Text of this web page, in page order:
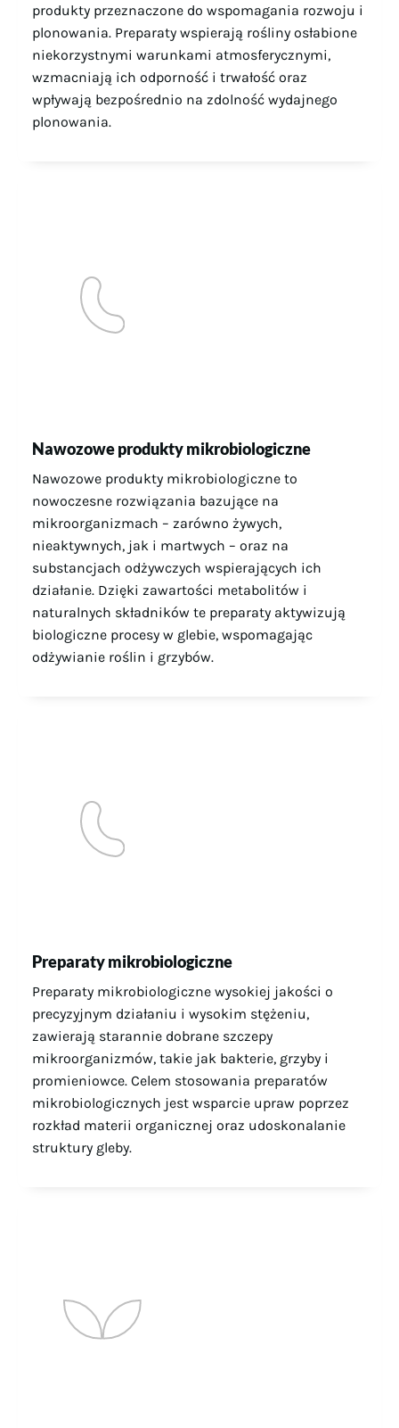
produkty przeznaczone do wspomagania rozwoju i
plonowania. Preparaty wspierają rośliny osłabione
niekorzystnymi warunkami atmosferycznymi,
wzmacniają ich odporność i trwałość oraz
wpływają bezpośrednio na zdolność wydajnego
plonowania.
Nawozowe produkty mikrobiologiczne
Nawozowe produkty mikrobiologiczne to
nowoczesne rozwiązania bazujące na
mikroorganizmach – zarówno żywych,
nieaktywnych, jak i martwych – oraz na
substancjach odżywczych wspierających ich
działanie. Dzięki zawartości metabolitów i
naturalnych składników te preparaty aktywizują
biologiczne procesy w glebie, wspomagając
odżywianie roślin i grzybów.
Preparaty mikrobiologiczne
Preparaty mikrobiologiczne wysokiej jakości o
precyzyjnym działaniu i wysokim stężeniu,
zawierają starannie dobrane szczepy
mikroorganizmów, takie jak bakterie, grzyby i
promieniowce. Celem stosowania preparatów
mikrobiologicznych jest wsparcie upraw poprzez
rozkład materii organicznej oraz udoskonalanie
struktury gleby.